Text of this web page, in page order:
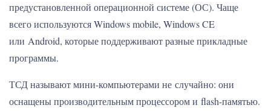
предустановленной операционной системе (ОС). Чаще
всего используются Windows mobile, Windows CE
или Android, которые поддерживают разные прикладные
программы.
ТСД называют мини-компьютерами не случайно: они
оснащены производительным процессором и flash-памятью.